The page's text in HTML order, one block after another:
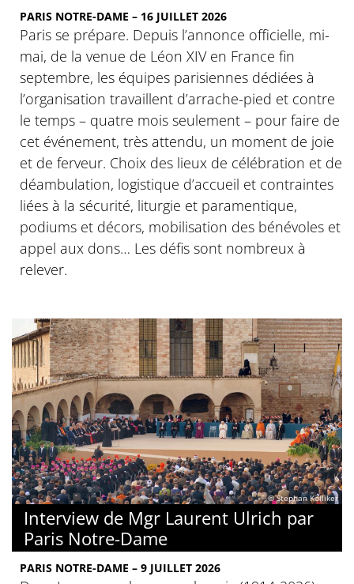
PARIS NOTRE-DAME – 16 JUILLET 2026
Paris se prépare. Depuis l’annonce officielle, mi-
mai, de la venue de Léon XIV en France fin
septembre, les équipes parisiennes dédiées à
l’organisation travaillent d’arrache-pied et contre
le temps – quatre mois seulement – pour faire de
cet événement, très attendu, un moment de joie
et de ferveur. Choix des lieux de célébration et de
déambulation, logistique d’accueil et contraintes
liées à la sécurité, liturgie et paramentique,
podiums et décors, mobilisation des bénévoles et
appel aux dons… Les défis sont nombreux à
relever.
© Stephan Kölliker
Interview de Mgr Laurent Ulrich par
Paris Notre-Dame
PARIS NOTRE-DAME – 9 JUILLET 2026